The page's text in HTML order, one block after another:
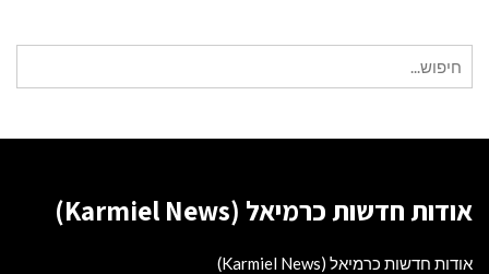
עבור:
אודות חדשות כרמיאל (Karmiel News)
אודות חדשות כרמיאל (Karmiel News)